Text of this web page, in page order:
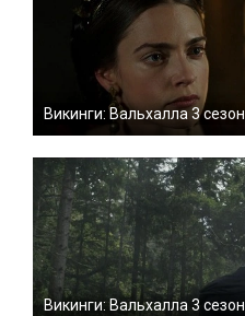
Викинги: Вальхалла 3
Викинги: Вальхалла 3